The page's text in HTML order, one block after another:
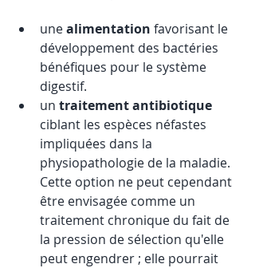
une alimentation favorisant le
développement des bactéries
bénéfiques pour le système
digestif.
un traitement antibiotique
ciblant les espèces néfastes
impliquées dans la
physiopathologie de la maladie.
Cette option ne peut cependant
être envisagée comme un
traitement chronique du fait de
la pression de sélection qu'elle
peut engendrer ; elle pourrait